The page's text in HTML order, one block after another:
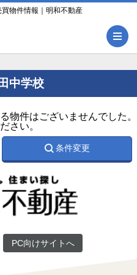
物件情報｜明和不動産
中学校
物件はございませんでした。
さい。
条件変更
PC向けサイトへ